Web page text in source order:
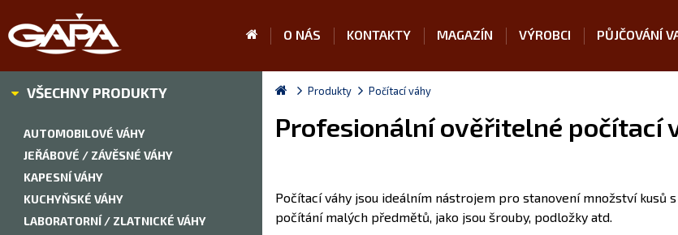
O NÁS KONTAKTY MAGAZÍN VÝROBCI PŮJČOVÁNÍ
VŠECHNY PRODUKTY
AUTOMOBILOVÉ VÁHY
JEŘÁBOVÉ / ZÁVĚSNÉ VÁHY
KAPESNÍ VÁHY
KUCHYŇSKÉ VÁHY
LABORATORNÍ / ZLATNICKÉ VÁHY
Produkty Počítací váhy
Profesionální ověřitelné počítací
Počítací váhy jsou ideálním nástrojem pro stanovení množství
počítání malých předmětů, jako jsou šrouby, podložky atd.